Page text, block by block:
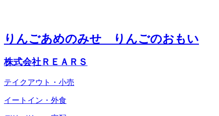
りんごあめのみせ りんごのおもい
株式会社ＲＥＡＲＳ
テイクアウト・小売
イートイン・外食